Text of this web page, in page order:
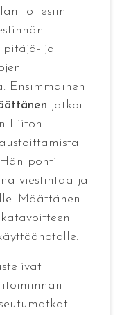
toi esiin
pitäjä- ja
Ensimmäinen
jatkoi
Liiton
pohti
viestintää ja
Määttänen